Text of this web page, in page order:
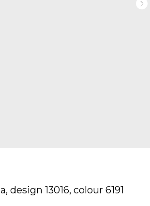
design 13016, colour 6191